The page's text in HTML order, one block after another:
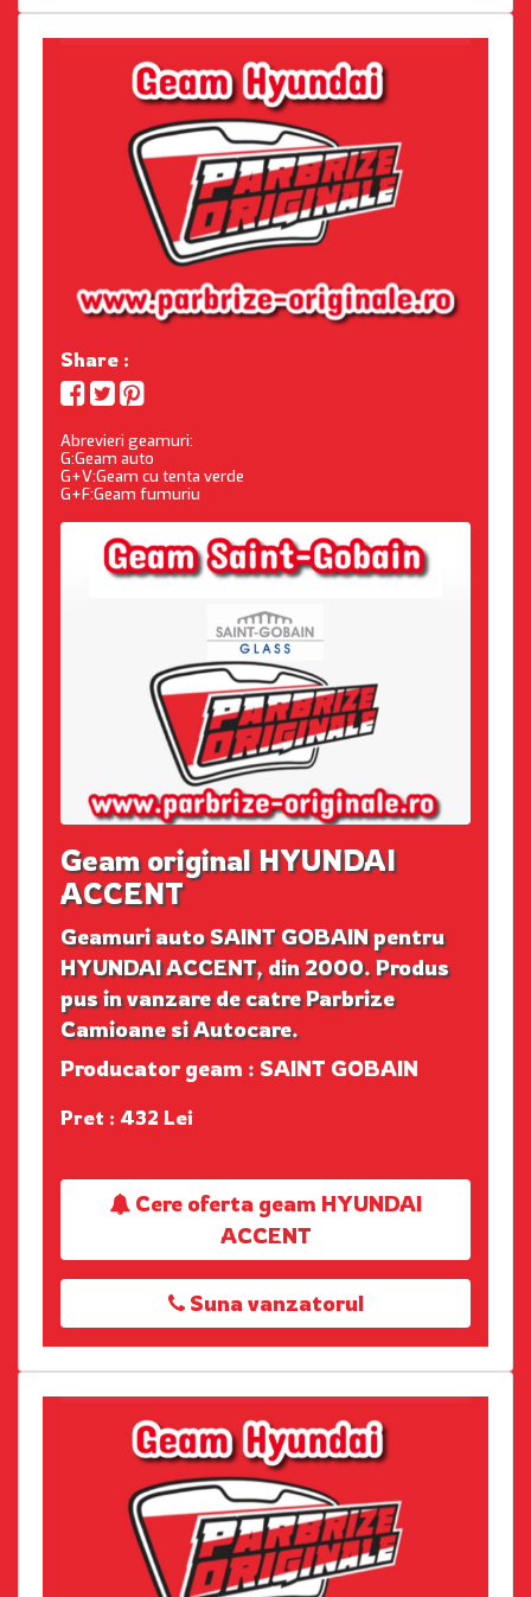
Share :
Abrevieri geamuri:
G:Geam auto
G+V:Geam cu tenta verde
G+F:Geam fumuriu
Geam original HYUNDAI
ACCENT
Geamuri auto SAINT GOBAIN pentru
HYUNDAI ACCENT, din 2000. Produs
pus in vanzare de catre Parbrize
Camioane si Autocare.
Producator geam : SAINT GOBAIN
Pret : 432 Lei
Cere oferta geam HYUNDAI
ACCENT
Suna vanzatorul